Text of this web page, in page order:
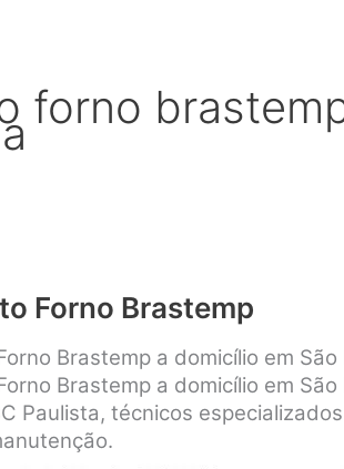
forno
Forno Brastemp
Brastemp a domicílio em São
Brastemp a domicílio em
Paulista, técnicos